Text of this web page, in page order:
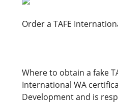
Order a TAFE
Where to obtain a fake
International WA
Development and is